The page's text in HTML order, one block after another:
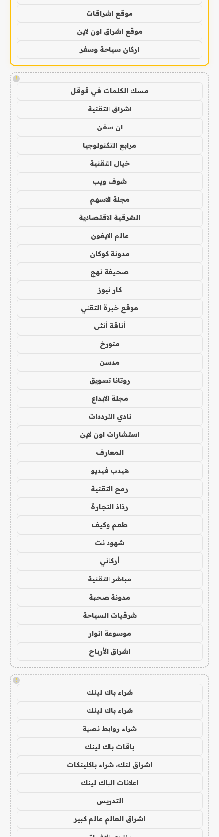
موقع اشراقات
موقع اشراق اون لاين
اركان سياحة وسفر
!
مسك الكلمات في قوقل
اشراق التقنية
ان سفن
مرابع التكنولوجيا
خيال التقنية
شوف ويب
مجلة الاسهم
الشرقية الاقتصادية
عالم الايفون
مدونة كوكان
صحيفة نهج
كار نيوز
موقع خبرة التقني
أناقة أنثى
متورخ
مدسن
روتانا تسويق
مجلة الابداع
نادي الترددات
استشارات اون لاين
المعارف
هيدب فيديو
رمح التقنية
رذاذ التجارة
طعم وكيف
شهود نت
أركاني
مباشر التقنية
مدونة صحبة
شرقيات السياحة
موسوعة انوار
اشراق الأرباح
!
شراء باك لينك
شراء باك لينك
شراء روابط نصية
باقات باك لينك
اشراق لنك، شراء باكلينكات
اعلانات الباك لينك
التدريس
اشراق العالم عالم كبير